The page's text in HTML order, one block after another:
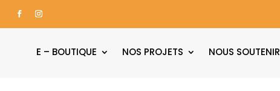
E – BOUTIQUE NOS PROJETS NOUS SOUTENIR